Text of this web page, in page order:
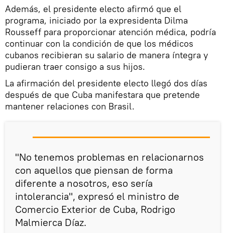
Además, el presidente electo afirmó que el
programa, iniciado por la expresidenta Dilma
Rousseff para proporcionar atención médica, podría
continuar con la condición de que los médicos
cubanos recibieran su salario de manera íntegra y
pudieran traer consigo a sus hijos.
La afirmación del presidente electo llegó dos días
después de que Cuba manifestara que pretende
mantener relaciones con Brasil.
"No tenemos problemas en relacionarnos
con aquellos que piensan de forma
diferente a nosotros, eso sería
intolerancia", expresó el ministro de
Comercio Exterior de Cuba, Rodrigo
Malmierca Díaz.